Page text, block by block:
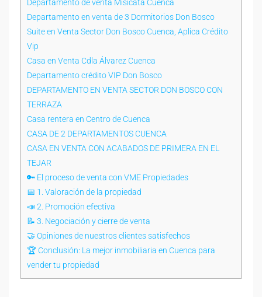
Departamento de venta Misicata Cuenca
Departamento en venta de 3 Dormitorios Don Bosco
Suite en Venta Sector Don Bosco Cuenca, Aplica Crédito
Vip
Casa en Venta Cdla Álvarez Cuenca
Departamento crédito VIP Don Bosco
DEPARTAMENTO EN VENTA SECTOR DON BOSCO CON
TERRAZA
Casa rentera en Centro de Cuenca
CASA DE 2 DEPARTAMENTOS CUENCA
CASA EN VENTA CON ACABADOS DE PRIMERA EN EL
TEJAR
🔑 El proceso de venta con VME Propiedades
📅 1. Valoración de la propiedad
📣 2. Promoción efectiva
📝 3. Negociación y cierre de venta
🤝 Opiniones de nuestros clientes satisfechos
🏆 Conclusión: La mejor inmobiliaria en Cuenca para
vender tu propiedad